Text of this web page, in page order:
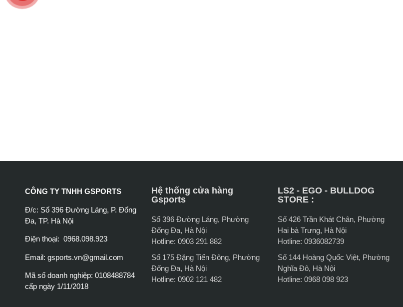
CÔNG TY TNHH GSPORTS
Đ/c: Số 396 Đường Láng, P. Đống
Đa, TP. Hà Nội
Điện thoại: 0968.098.923
Email: gsports.vn@gmail.com
Mã số doanh nghiệp: 0108488784
cấp ngày 1/11/2018
Hệ thống cửa hàng
Gsports
Số 396 Đường Láng, Phường
Đống Đa, Hà Nội
Hotline: 0903 291 882
Số 175 Đặng Tiến Đông, Phường
Đống Đa, Hà Nội
Hotline: 0902 121 482
LS2 - EGO - BULLDOG
STORE :
Số 426 Trần Khát Chân, Phường
Hai bà Trưng, Hà Nội
Hotline: 0936082739
Số 144 Hoàng Quốc Việt, Phường
Nghĩa Đô, Hà Nội
Hotline: 0968 098 923